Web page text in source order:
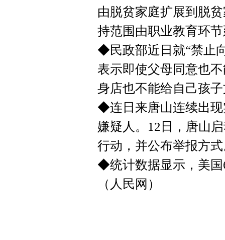
由脱贫家庭扩展到脱
持范围由职业教育环
◆民政部近日就“禁止
表示即使父母同意也
身店也不能给自己孩
◆连日来唐山连续出现
嫌疑人。12日，唐山
行动，并公布举报方
◆统计数据显示，美国
（人民网）